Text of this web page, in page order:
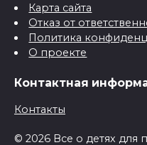
Карта сайта
Отказ от
Политика
О проекте
Контактная
Контакты
© 2026 Все о детях